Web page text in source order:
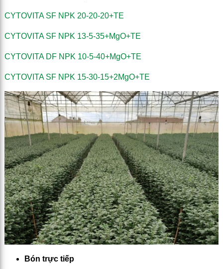
CYTOVITA SF NPK 20-20-20+TE
CYTOVITA SF NPK 13-5-35+MgO+TE
CYTOVITA DF NPK 10-5-40+MgO+TE
CYTOVITA SF NPK 15-30-15+2MgO+TE
Bón trực tiếp